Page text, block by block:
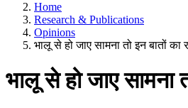
Home
Research & Publications
Opinions
भालू से हो जाए सामना तो इन बातों का
भालू से हो जाए सामना